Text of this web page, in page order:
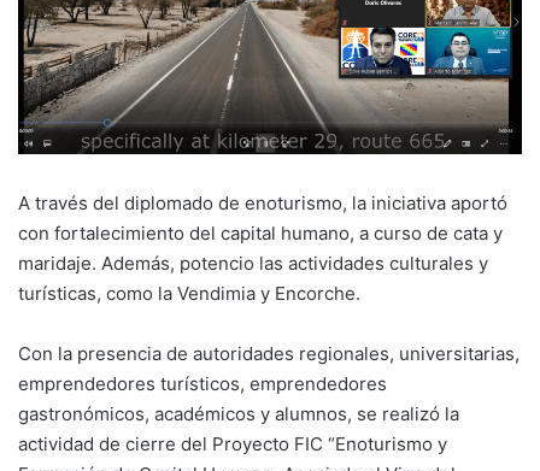
A través del diplomado de enoturismo, la iniciativa aportó
con fortalecimiento del capital humano, a curso de cata y
maridaje. Además, potencio las actividades culturales y
turísticas, como la Vendimia y Encorche.
Con la presencia de autoridades regionales, universitarias,
emprendedores turísticos, emprendedores
gastronómicos, académicos y alumnos, se realizó la
actividad de cierre del Proyecto FIC “Enoturismo y